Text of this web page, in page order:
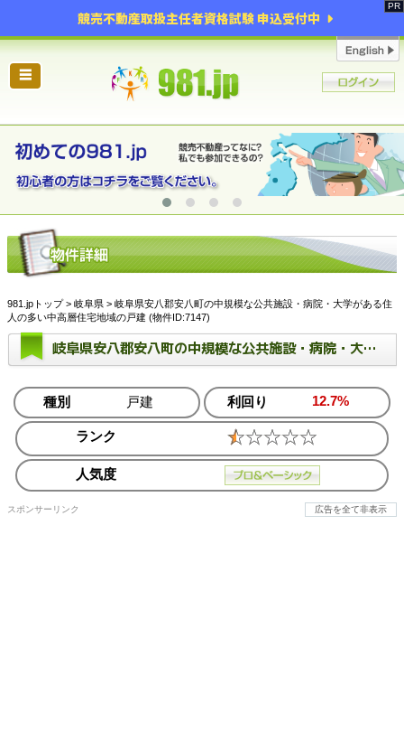
競売不動産取扱主任者資格試験 申込受付中
☰
981.jpトップ> 岐阜県 > 岐阜県安八郡安八町の中規模な公共施設・病院・大学がある住
人の多い中高層住宅地域の戸建 (物件ID:7147)
岐阜県安八郡安八町の中規模な公共施設・病院・大学がある住人の多い中高層住宅地域の戸建
種別 戸建 利回り 12.7%
ランク
人気度
スポンサーリンク 広告を全て非表示